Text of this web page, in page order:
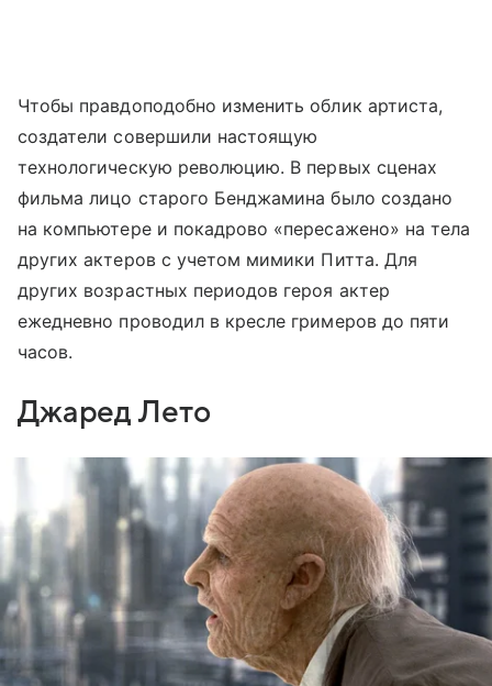
Чтобы правдоподобно изменить облик артиста,
создатели совершили настоящую
технологическую революцию. В первых сценах
фильма лицо старого Бенджамина было создано
на компьютере и покадрово «пересажено» на тела
других актеров с учетом мимики Питта. Для
других возрастных периодов героя актер
ежедневно проводил в кресле гримеров до пяти
часов.
Джаред Лето